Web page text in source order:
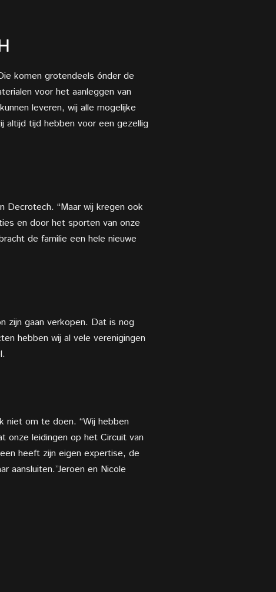
komen grotendeels ónder de
voor het aanleggen van
kunnen leveren, wij alle mogelijke
altijd tijd hebben voor een gezellig
Decrotech. “Maar wij kregen ook
en door het sporten van onze
de familie een hele nieuwe
zijn gaan verkopen. Dat is nog
hebben wij al vele verenigingen
niet om te doen. “Wij hebben
onze leidingen op het Circuit van
heeft zijn eigen expertise, de
aansluiten.”Jeroen en Nicole